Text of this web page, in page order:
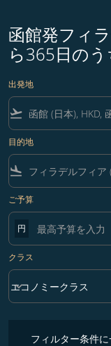
函館発フィ
ら365日の
出発地
flight_takeoff
目的地
flight_land
ご予算
円
クラス
クラス option エコノ
エコノミークラス
keyboard_arrow_down
フィルター条件